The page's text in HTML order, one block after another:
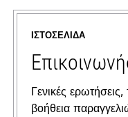
ΙΣΤΟΣΕΛΊΔΑ
Γενικές
βοήθεια